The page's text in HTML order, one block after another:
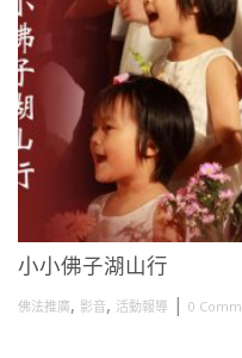
小小佛子湖山行
佛法推廣, 影音, 活動報導 | 0